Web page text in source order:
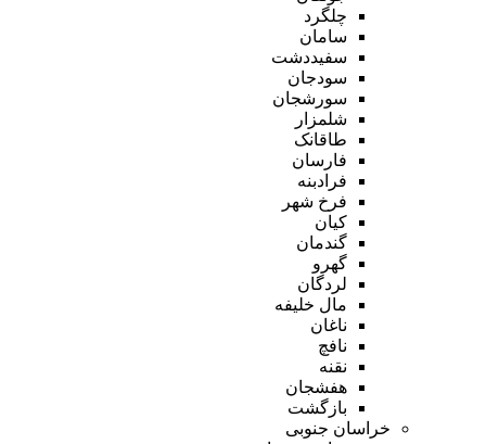
چلگرد
سامان
سفیددشت
سودجان
سورشجان
شلمزار
طاقانک
فارسان
فرادبنه
فرخ شهر
کیان
گندمان
گهرو
لردگان
مال خلیفه
ناغان
نافچ
نقنه
هفشجان
بازگشت
خراسان جنوبی